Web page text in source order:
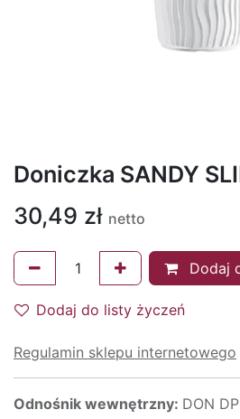
Doniczka SANDY
30,49 zł netto
Dodaj
Dodaj do listy życzeń
Regulamin sklepu internetowego
Odnośnik wewnętrzny: DON